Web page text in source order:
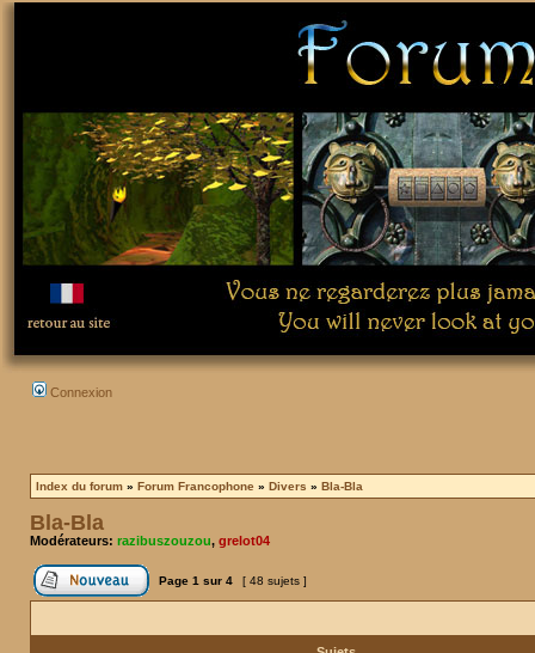
Connexion
Index du forum » Forum Francophone » Divers » Bla-Bla
Bla-Bla
Modérateurs: razibuszouzou, grelot04
Page 1 sur 4 [ 48 sujets ]